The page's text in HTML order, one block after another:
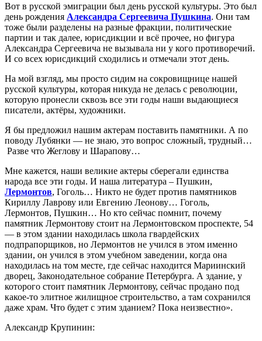
Вот в русской эмиграции был день русской культуры. Это был
день рождения Александра Сергеевича Пушкина. Они там
тоже были разделены на разные фракции, политические
партии и так далее, юрисдикции и всё прочее, но фигура
Александра Сергеевича не вызывала ни у кого противоречий.
И со всех юрисдикций сходились и отмечали этот день.
На мой взгляд, мы просто сидим на сокровищнице нашей
русской культуры, которая никуда не делась с революции,
которую пронесли сквозь все эти годы наши выдающиеся
писатели, актёры, художники.
Я бы предложил нашим актерам поставить памятники. А по
поводу Лубянки — не знаю, это вопрос сложный, трудный…
Разве что Жеглову и Шарапову…
Мне кажется, наши великие актеры сберегали единства
народа все эти годы. И наша литература – Пушкин,
Лермонтов, Гоголь… Никто не будет против памятников
Кириллу Лаврову или Евгению Леонову… Гоголь,
Лермонтов, Пушкин… Но кто сейчас помнит, почему
памятник Лермонтову стоит на Лермонтовском проспекте, 54
— в этом здании находилась школа гвардейских
подпрапорщиков, но Лермонтов не учился в этом именно
здании, он учился в этом учебном заведении, когда она
находилась на том месте, где сейчас находится Мариинский
дворец, Законодательное собрание Петербурга. А здание, у
которого стоит памятник Лермонтову, сейчас продано под
какое-то элитное жилищное строительство, а там сохранился
даже храм. Что будет с этим зданием? Пока неизвестно».
Александр Крупинин: